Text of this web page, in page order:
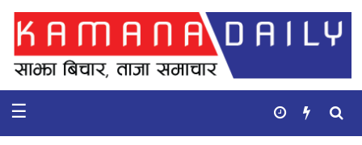
गृहपृष्ठ
समाचार
☰